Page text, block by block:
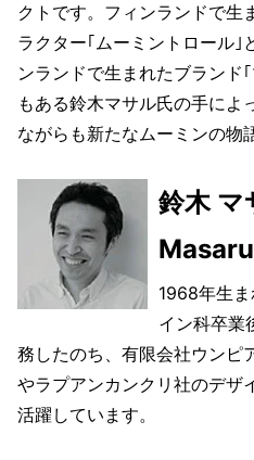
クトです。フィンランドで生
ラクター｢ムーミントロール｣
ンランドで生まれたブランド
もある鈴木マサル氏の手によ
ながらも新たなムーミンの物
鈴木
Masaru
1968年生
イン科卒業
務したのち、有限会社ウンピ
やラプアンカンクリ社のデザ
活躍しています。